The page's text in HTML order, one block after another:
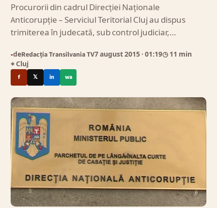
Procurorii din cadrul Direcției Naționale
Anticorupție – Serviciul Teritorial Cluj au dispus
trimiterea în judecată, sub control judiciar,…
●deRedacția Transilvania TV7 august 2015 · 01:19◷ 11 min
⌖ Cluj
f 𝕏 in wa